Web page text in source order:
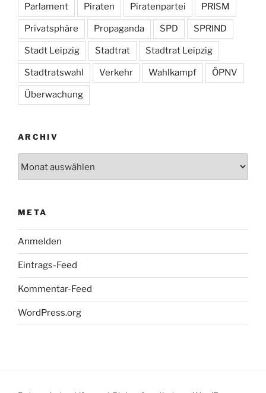
Parlament Piraten Piratenpartei PRISM
Privatsphäre Propaganda SPD SPRIND
Stadt Leipzig Stadtrat Stadtrat Leipzig
Stadtratswahl Verkehr Wahlkampf ÖPNV
Überwachung
ARCHIV
META
Anmelden
Eintrags-Feed
Kommentar-Feed
WordPress.org